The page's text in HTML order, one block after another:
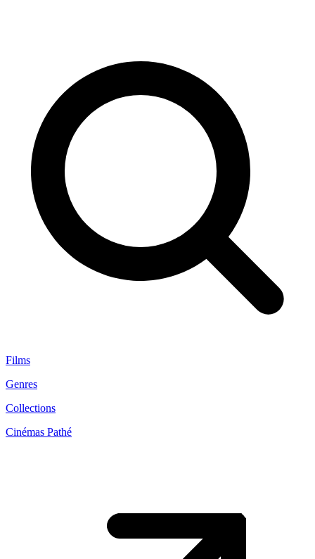
Films
Genres
Collections
Cinémas Pathé